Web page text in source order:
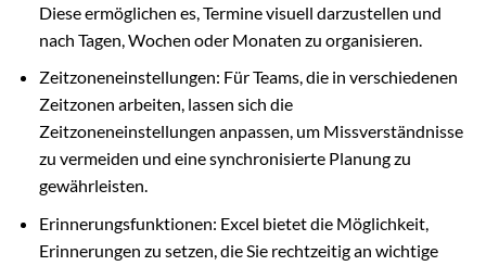
Diese ermöglichen es, Termine visuell darzustellen und
nach Tagen, Wochen oder Monaten zu organisieren.
Zeitzoneneinstellungen: Für Teams, die in verschiedenen
Zeitzonen arbeiten, lassen sich die
Zeitzoneneinstellungen anpassen, um Missverständnisse
zu vermeiden und eine synchronisierte Planung zu
gewährleisten.
Erinnerungsfunktionen: Excel bietet die Möglichkeit,
Erinnerungen zu setzen, die Sie rechtzeitig an wichtige